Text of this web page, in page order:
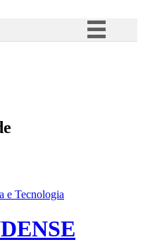
Acesso à informação
e Tecnologia